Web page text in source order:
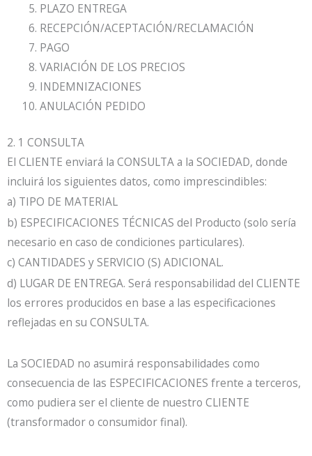
PLAZO ENTREGA
RECEPCIÓN/ACEPTACIÓN/RECLAMACIÓN
PAGO
VARIACIÓN DE LOS PRECIOS
INDEMNIZACIONES
ANULACIÓN PEDIDO
2. 1 CONSULTA
El CLIENTE enviará la CONSULTA a la SOCIEDAD, donde
incluirá los siguientes datos, como imprescindibles:
a) TIPO DE MATERIAL
b) ESPECIFICACIONES TÉCNICAS del Producto (solo sería
necesario en caso de condiciones particulares).
c) CANTIDADES y SERVICIO (S) ADICIONAL.
d) LUGAR DE ENTREGA. Será responsabilidad del CLIENTE
los errores producidos en base a las especificaciones
reflejadas en su CONSULTA.
La SOCIEDAD no asumirá responsabilidades como
consecuencia de las ESPECIFICACIONES frente a terceros,
como pudiera ser el cliente de nuestro CLIENTE
(transformador o consumidor final).